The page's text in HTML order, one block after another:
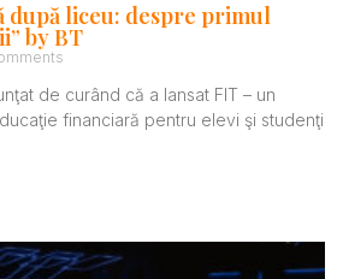
după liceu: despre primul
by BT
de curând că a lansat FIT – un
financiară pentru elevi şi studenţi